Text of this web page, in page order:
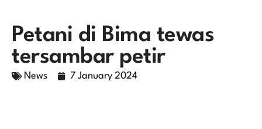
Petani di Bima tewas
tersambar petir
News 7 January 2024